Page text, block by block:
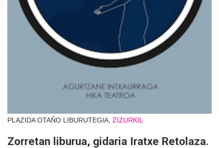
PLAZIDA OTAÑO LIBURUTEGIA, ZIZURKIL
Zorretan liburua, gidaria Iratxe Retolaza.